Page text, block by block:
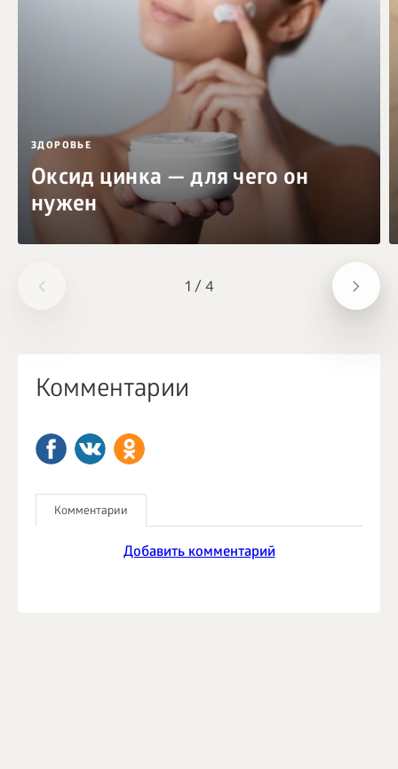
1 / 4
ЗДОРОВЬЕ
Оксид цинка — для чего он
нужен
Комментарии
Комментарии
Добавить комментарий